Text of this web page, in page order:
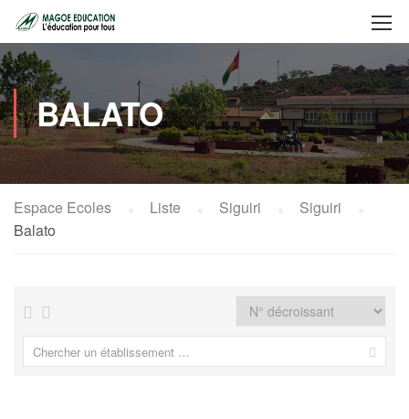
BALATO
Espace Ecoles Liste Siguiri
Siguiri
Balato